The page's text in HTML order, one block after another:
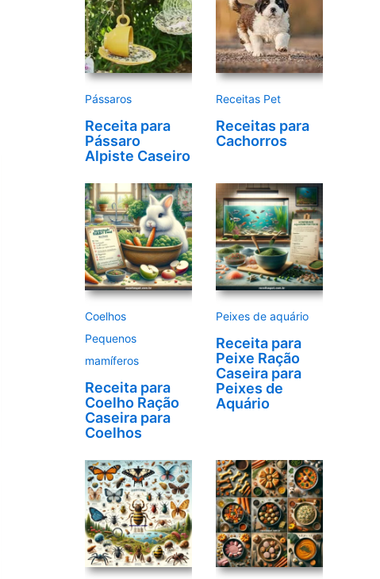
e
v
í
d
e
Pássaros
Receita para
Pássaro
Alpiste Caseiro
Receitas Pet
Receitas para
Cachorros
Coelhos
Pequenos
mamíferos
Receita para
Coelho Ração
Caseira para
Coelhos
Peixes de aquário
Receita para
Peixe Ração
Caseira para
Peixes de
Aquário